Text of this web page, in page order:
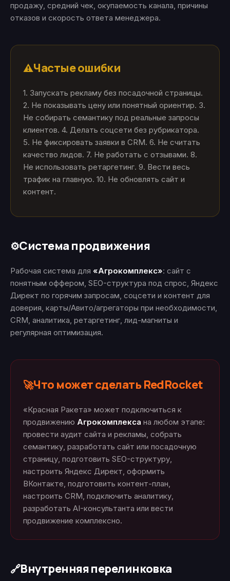
продажу, средний чек, окупаемость канала, причины
отказов и скорость ответа менеджера.
⚠️Частые ошибки
1. Запускать рекламу без посадочной страницы.
2. Не показывать цену или понятный ориентир. 3.
Не собирать семантику под реальные запросы
клиентов. 4. Делать соцсети без рубрикатора.
5. Не фиксировать заявки в CRM. 6. Не считать
качество лидов. 7. Не работать с отзывами. 8.
Не использовать ретаргетинг. 9. Вести весь
трафик на главную. 10. Не обновлять сайт и
контент.
⚙️Система продвижения
Рабочая система для «Агрокомплекс»: сайт с
понятным оффером, SEO-структура под спрос, Яндекс
Директ по горячим запросам, соцсети и контент для
доверия, карты/Авито/агрегаторы при необходимости,
CRM, аналитика, ретаргетинг, лид-магниты и
регулярная оптимизация.
🚀Что может сделать RedRocket
«Красная Ракета» может подключиться к
продвижению Агрокомплекса на любом этапе:
провести аудит сайта и рекламы, собрать
семантику, разработать сайт или посадочную
страницу, подготовить SEO-структуру,
настроить Яндекс Директ, оформить
ВКонтакте, подготовить контент-план,
настроить CRM, подключить аналитику,
разработать AI-консультанта или вести
продвижение комплексно.
🔗Внутренняя перелинковка